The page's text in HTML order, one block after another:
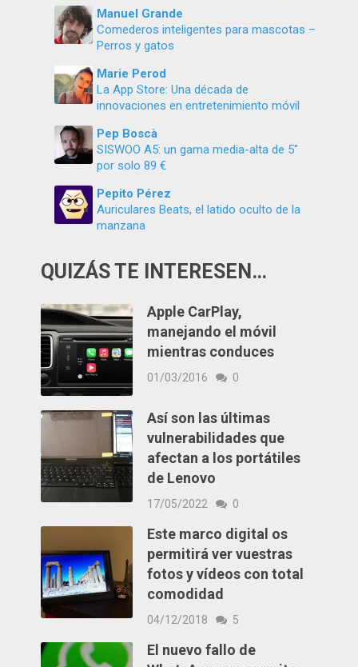
Manuel Grande
Comederos inteligentes para mascotas –
Perros y gatos
Marie Perod
La App Store: Una década de
innovaciones en entretenimiento móvil
Pep Boscà
SISWOO A5: un gama media-alta de 5″
por solo 89 €
Pepito Pérez
Auriculares Beats, el latido oculto de la
manzana
QUIZÁS TE INTERESEN…
Apple CarPlay,
manejando el móvil
mientras conduces
01/03/2016 0
Así son las últimas
vulnerabilidades que
afectan a los portátiles
de Lenovo
17/05/2022 0
Este marco digital os
permitirá ver vuestras
fotos y vídeos con total
comodidad
04/12/2018 5
El nuevo fallo de